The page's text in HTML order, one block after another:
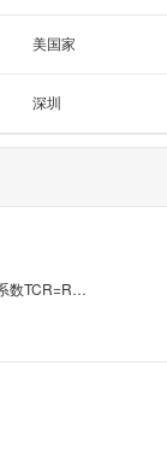
美国家
深圳
日本林电生产的铂电阻元件的温度系数TCR=R100-R0/R0X100 其中R100 在100度时的电阻值 在0度时的电阻值 我们提供符合IEC751标准的TCR=0.003851的铂电阻元件,此外,我们也乐于为客户提供其它温度系数的铂电阻元件,如TCR=0.03750等。 铂电阻元件有良好的长期稳定性,例如CRZ-1632在400度时持续300小时,零点时的最大温度漂移仅为0.02度